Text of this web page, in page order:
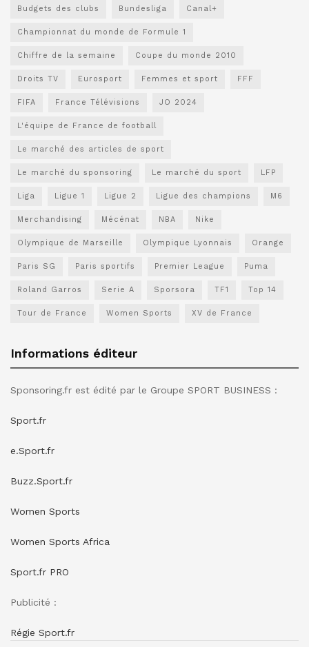
Budgets des clubs Bundesliga Canal+
Championnat du monde de Formule 1
Chiffre de la semaine Coupe du monde 2010
Droits TV Eurosport Femmes et sport FFF
FIFA France Télévisions JO 2024
L'équipe de France de football
Le marché des articles de sport
Le marché du sponsoring Le marché du sport LFP
Liga Ligue 1 Ligue 2 Ligue des champions M6
Merchandising Mécénat NBA Nike
Olympique de Marseille Olympique Lyonnais Orange
Paris SG Paris sportifs Premier League Puma
Roland Garros Serie A Sporsora TF1 Top 14
Tour de France Women Sports XV de France
Informations éditeur
Sponsoring.fr est édité par le Groupe SPORT BUSINESS :
Sport.fr
e.Sport.fr
Buzz.Sport.fr
Women Sports
Women Sports Africa
Sport.fr PRO
Publicité :
Régie Sport.fr